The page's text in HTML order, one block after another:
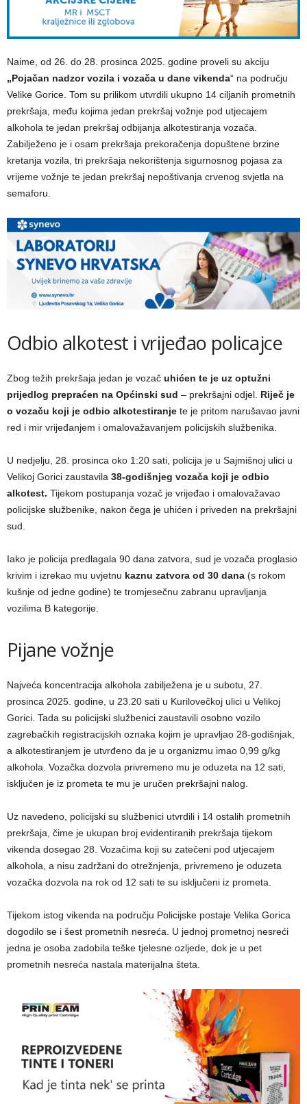
Naime, od 26. do 28. prosinca 2025. godine proveli su akciju
„Pojačan nadzor vozila i vozača u dane vikenda“ na području
Velike Gorice. Tom su prilikom utvrdili ukupno 14 ciljanih prometnih
prekršaja, među kojima jedan prekršaj vožnje pod utjecajem
alkohola te jedan prekršaj odbijanja alkotestiranja vozača.
Zabilježeno je i osam prekršaja prekoračenja dopuštene brzine
kretanja vozila, tri prekršaja nekorištenja sigurnosnog pojasa za
vrijeme vožnje te jedan prekršaj nepoštivanja crvenog svjetla na
semaforu.
Odbio alkotest i vrijeđao policajce
Zbog težih prekršaja jedan je vozač uhićen te je uz optužni
prijedlog prepraćen na Općinski sud – prekršajni odjel. Riječ je
o vozaču koji je odbio alkotestiranje te je pritom narušavao javni
red i mir vrijeđanjem i omalovažavanjem policijskih službenika.
U nedjelju, 28. prosinca oko 1:20 sati, policija je u Sajmišnoj ulici u
Velikoj Gorici zaustavila 38-godišnjeg vozača koji je odbio
alkotest. Tijekom postupanja vozač je vrijeđao i omalovažavao
policijske službenike, nakon čega je uhićen i priveden na prekršajni
sud.
Iako je policija predlagala 90 dana zatvora, sud je vozača proglasio
krivim i izrekao mu uvjetnu kaznu zatvora od 30 dana (s rokom
kušnje od jedne godine) te tromjesečnu zabranu upravljanja
vozilima B kategorije.
Pijane vožnje
Najveća koncentracija alkohola zabilježena je u subotu, 27.
prosinca 2025. godine, u 23.20 sati u Kurilovečkoj ulici u Velikoj
Gorici. Tada su policijski službenici zaustavili osobno vozilo
zagrebačkih registracijskih oznaka kojim je upravljao 28-godišnjak,
a alkotestiranjem je utvrđeno da je u organizmu imao 0,99 g/kg
alkohola. Vozačka dozvola privremeno mu je oduzeta na 12 sati,
isključen je iz prometa te mu je uručen prekršajni nalog.
Uz navedeno, policijski su službenici utvrdili i 14 ostalih prometnih
prekršaja, čime je ukupan broj evidentiranih prekršaja tijekom
vikenda dosegao 28. Vozačima koji su zatečeni pod utjecajem
alkohola, a nisu zadržani do otrežnjenja, privremeno je oduzeta
vozačka dozvola na rok od 12 sati te su isključeni iz prometa.
Tijekom istog vikenda na području Policijske postaje Velika Gorica
dogodilo se i šest prometnih nesreća. U jednoj prometnoj nesreći
jedna je osoba zadobila teške tjelesne ozljede, dok je u pet
prometnih nesreća nastala materijalna šteta.